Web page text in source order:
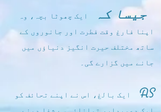
جیسا کہ
ایک چھوٹا بچہ، وہ
اپنا فارغ وقت فطرت اور جانوروں کے
ساتھ مختلف حیرت انگیز دنیاؤں میں
جانے میں گزارے گی۔
AS
ایک بالغ، اس نے اپنے تحائف کو
ایک دعویدار، توانائی سے شفا دینے